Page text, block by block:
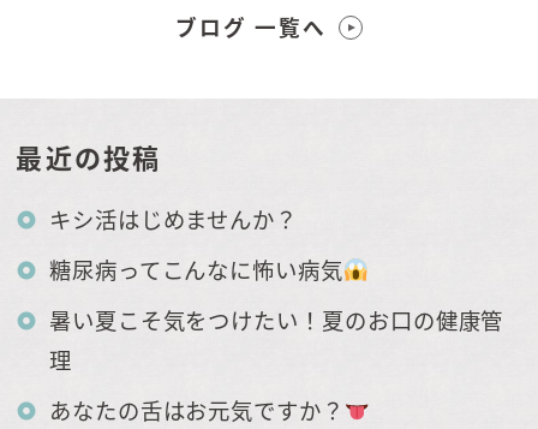
ブログ 一覧へ
最近の投稿
キシ活はじめませんか？
糖尿病ってこんなに怖い病気
暑い夏こそ気をつけたい！夏のお口の健康管
理
あなたの舌はお元気ですか？